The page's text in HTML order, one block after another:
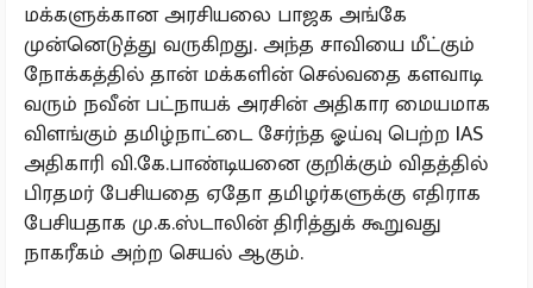
மக்களுக்கான அரசியலை பாஜக அங்கே
முன்னெடுத்து வருகிறது. அந்த சாவியை மீட்கும்
நோக்கத்தில் தான் மக்களின் செல்வதை களவாடி
வரும் நவீன் பட்நாயக் அரசின் அதிகார மையமாக
விளங்கும் தமிழ்நாட்டை சேர்ந்த ஓய்வு பெற்ற IAS
அதிகாரி வி.கே.பாண்டியனை குறிக்கும் விதத்தில்
பிரதமர் பேசியதை ஏதோ தமிழர்களுக்கு எதிராக
பேசியதாக மு.க.ஸ்டாலின் திரித்துக் கூறுவது
நாகரீகம் அற்ற செயல் ஆகும்.